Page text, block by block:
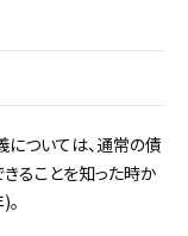
ついては、通常の債
ることを知った時か